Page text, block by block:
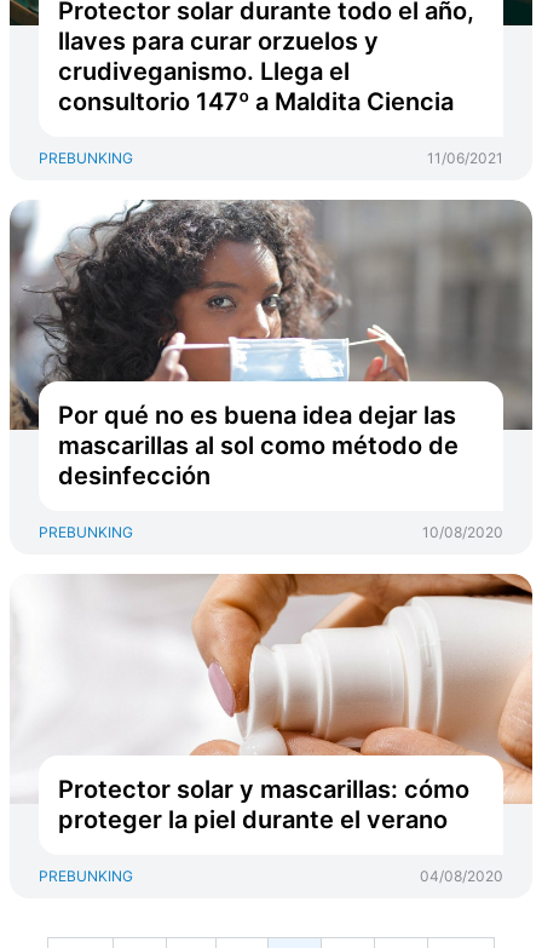
Protector solar durante todo el año,
llaves para curar orzuelos y
crudiveganismo. Llega el
consultorio 147º a Maldita Ciencia
PREBUNKING 11/06/2021
Por qué no es buena idea dejar las
mascarillas al sol como método de
desinfección
PREBUNKING 10/08/2020
Protector solar y mascarillas: cómo
proteger la piel durante el verano
PREBUNKING 04/08/2020